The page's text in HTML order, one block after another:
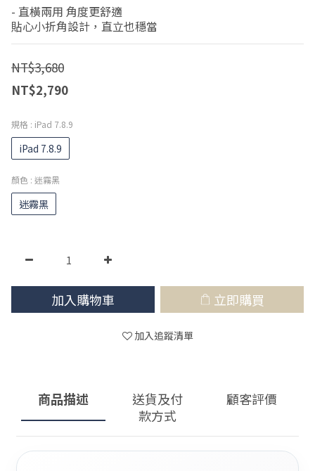
- 直橫兩用 角度更舒適
貼心小折角設計，直立也穩當
NT$3,680
NT$2,790
規格 : iPad 7.8.9
iPad 7.8.9
顏色 : 迷霧黑
迷霧黑
加入購物車 立即購買
加入追蹤清單
商品描述
送貨及付
款方式
顧客評價